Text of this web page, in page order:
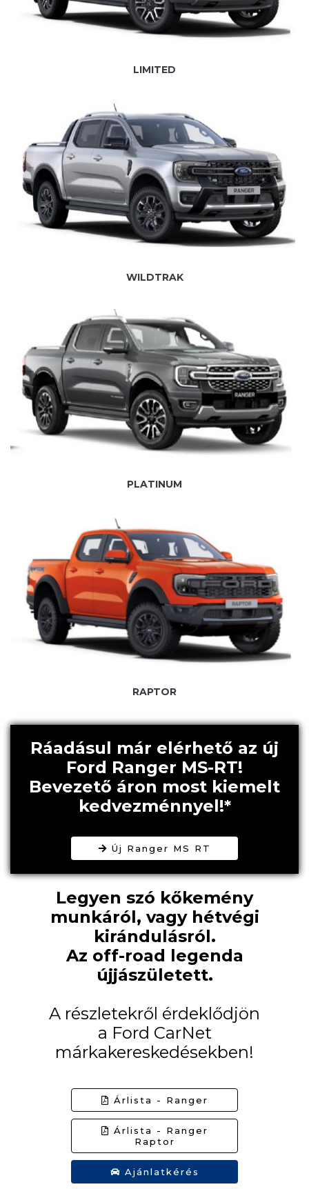
LIMITED
WILDTRAK
PLATINUM
RAPTOR
Ráadásul már elérhető az új
Ford Ranger MS-RT!
Bevezető áron most kiemelt
kedvezménnyel!*
Új Ranger MS RT
Legyen szó kőkemény
munkáról, vagy hétvégi
kirándulásról.
Az off-road legenda
újjászületett.
A részletekről érdeklődjön
a Ford CarNet
márkakereskedésekben!
Árlista - Ranger
Árlista - Ranger
Raptor
Ajánlatkérés